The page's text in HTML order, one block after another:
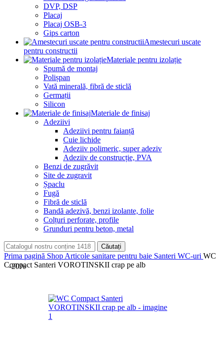
DVP, DSP
Placaj
Placaj OSB-3
Gips carton
Amestecuri uscate
pentru constructii
Materiale pentru izolație
Spumă de montaj
Polișpan
Vată minerală, fibră de sticlă
Germații
Silicon
Materiale de finisaj
Adeziivi
Adeziivi pentru faianță
Cuie lichide
Adeziiv polimeric, super adeziv
Adeziiv de construcție, PVA
Benzi de zugrăvit
Site de zugravit
Șpaclu
Fugă
Fibră de sticlă
Bandă adezivă, benzi izolante, folie
Colțuri perforate, profile
Grunduri pentru beton, metal
Căutați
Prima pagină Shop Articole sanitare pentru baie Santeri WC-uri WC
Compact Santeri VOROTINSKII crap pe alb
-20%